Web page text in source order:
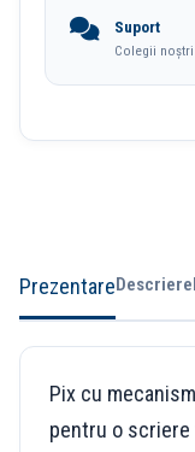
Suport
Colegii
PrezentareDescriere
Pix cu
pentru o scriere